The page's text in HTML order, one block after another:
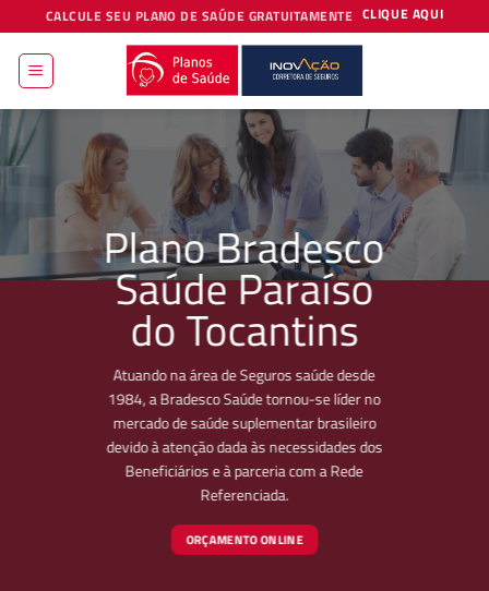
to
content
CALCULE SEU PLANO DE SAÚDE GRATUITAMENTE CLIQUE AQUI
Plano Bradesco
Saúde Paraíso
do Tocantins
Atuando na área de Seguros saúde desde
1984, a Bradesco Saúde tornou-se líder no
mercado de saúde suplementar brasileiro
devido à atenção dada às necessidades dos
Beneficiários e à parceria com a Rede
Referenciada.
ORÇAMENTO ONLINE